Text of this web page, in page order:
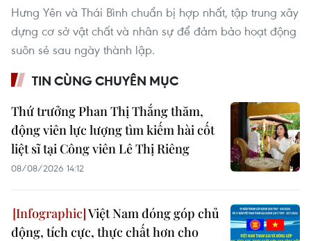
Hưng Yên và Thái Bình chuẩn bị hợp nhất, tập trung xây
dựng cơ sở vật chất và nhân sự để đảm bảo hoạt động
suôn sẻ sau ngày thành lập.
TIN CÙNG CHUYÊN MỤC
Thứ trưởng Phan Thị Thắng thăm,
động viên lực lượng tìm kiếm hài cốt
liệt sĩ tại Công viên Lê Thị Riêng
08/08/2026 14:12
Việt Nam đóng góp chủ
động, tích cực, thực chất hơn cho